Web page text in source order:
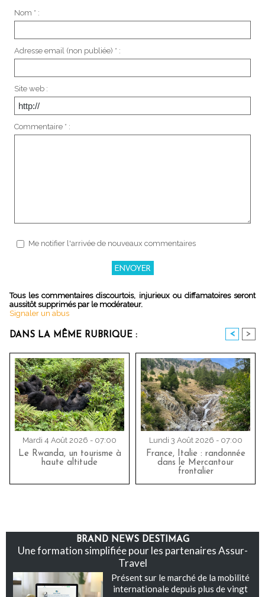
Nom * :
Adresse email (non publiée) * :
Site web :
Commentaire * :
Me notifier l'arrivée de nouveaux commentaires
Tous les commentaires discourtois, injurieux ou diffamatoires seront
aussitôt supprimés par le modérateur.
Signaler un abus
DANS LA MÊME RUBRIQUE : < >
Mardi 4 Août 2026 - 07:00
Le Rwanda, un tourisme à
haute altitude
Lundi 3 Août 2026 - 07:00
France, Italie : randonnée
dans le Mercantour
frontalier
BRAND NEWS DESTIMAG
Une formation simplifiée pour les partenaires Assur-
Travel
Présent sur le marché de la mobilité
internationale depuis plus de vingt